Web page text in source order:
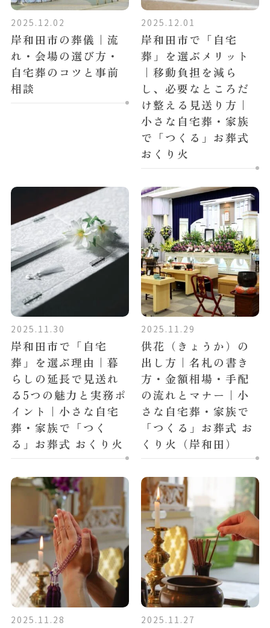
2025.12.02
岸和田市の葬儀｜流
れ・会場の選び方・
自宅葬のコツと事前
相談
2025.12.01
岸和田市で「自宅
葬」を選ぶメリット
｜移動負担を減ら
し、必要なところだ
け整える見送り方｜
小さな自宅葬・家族
で「つくる」お葬式
おくり火
2025.11.30
岸和田市で「自宅
葬」を選ぶ理由｜暮
らしの延長で見送れ
る5つの魅力と実務ポ
イント｜小さな自宅
葬・家族で「つく
る」お葬式 おくり火
2025.11.29
供花（きょうか）の
出し方｜名札の書き
方・金額相場・手配
の流れとマナー｜小
さな自宅葬・家族で
「つくる」お葬式 お
くり火（岸和田）
2025.11.28 2025.11.27